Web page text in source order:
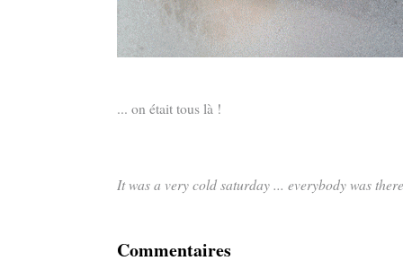
... on était tous là !
It was a very cold saturday ... everybody was
Commentaires